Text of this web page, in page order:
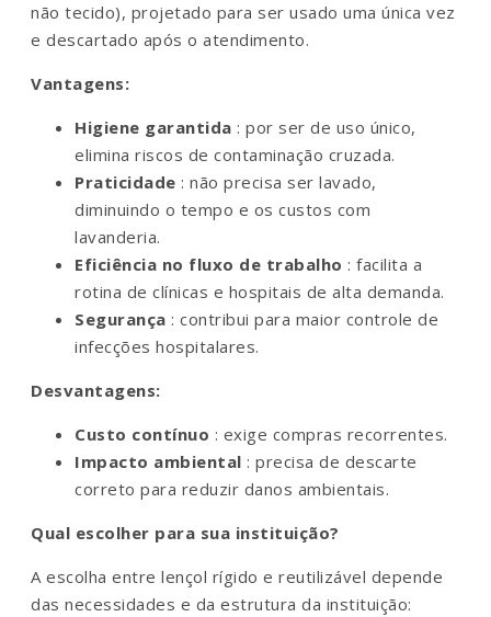
não tecido), projetado para ser usado uma única vez
e descartado após o atendimento.
Vantagens:
Higiene garantida : por ser de uso único,
elimina riscos de contaminação cruzada.
Praticidade : não precisa ser lavado,
diminuindo o tempo e os custos com
lavanderia.
Eficiência no fluxo de trabalho : facilita a
rotina de clínicas e hospitais de alta demanda.
Segurança : contribui para maior controle de
infecções hospitalares.
Desvantagens:
Custo contínuo : exige compras recorrentes.
Impacto ambiental : precisa de descarte
correto para reduzir danos ambientais.
Qual escolher para sua instituição?
A escolha entre lençol rígido e reutilizável depende
das necessidades e da estrutura da instituição: